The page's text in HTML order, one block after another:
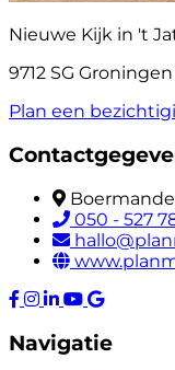
Nieuwe Kijk in 't
9712 SG Groningen
Plan een
050 - 527
Navigatie